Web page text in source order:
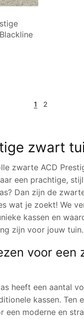
1 2
zwart
zwarte ACD
een prachtige,
Dan zijn de
wat je zoekt! We
kassen en
zijn voor jouw tuin.
voor een
heeft een aantal
kassen. Ten
een moderne en